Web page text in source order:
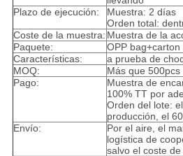
Plazo de ejecución:
Muestra: 2 días
Orden total:
Coste de la muestra: Muestra de la
Paquete:
OPP bag+carton
Características:
a prueba de
MOQ:
Más que 500pcs
Pago:
Muestra de
100% TT por
Orden del lote:
producción, el
Envío:
Por el aire, el
logística de
salvo el coste